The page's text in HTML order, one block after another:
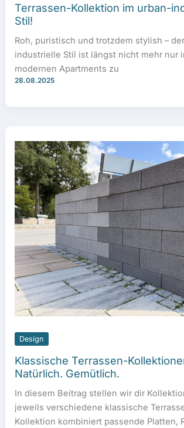
Terrassen-Kollektion im urban-
Stil!
Roh, puristisch und trotzdem stylish –
industrielle Stil ist längst nicht mehr nur
modernen Apartments zu
28.08.2025
Design
Klassische Terrassen-
Natürlich. Gemütlich.
In diesem Beitrag stellen wir dir
jeweils verschiedene klassische
Kollektion kombiniert passende Platten,